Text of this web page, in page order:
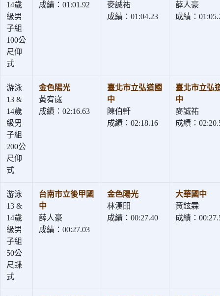
14歲
級男
子組
100公
尺仰
式
成績：01:01.92
麥誠祐
成績：01:04.23
薛人豪
成績：
游泳
13 &
14歲
級男
子組
200公
尺仰
式
金色陽光
黃宥崴
成績：02:16.63
臺北市立弘道國
中
陳伯軒
成績：02:18.16
臺北市立弘
中
麥誠祐
成績：
游泳
13 &
14歲
級男
子組
50公
尺蝶
式
台南市立後甲國
中
薛人豪
成績：00:27.03
金色陽光
林漢昍
成績：00:27.40
大華國中
黃鉉霖
成績：